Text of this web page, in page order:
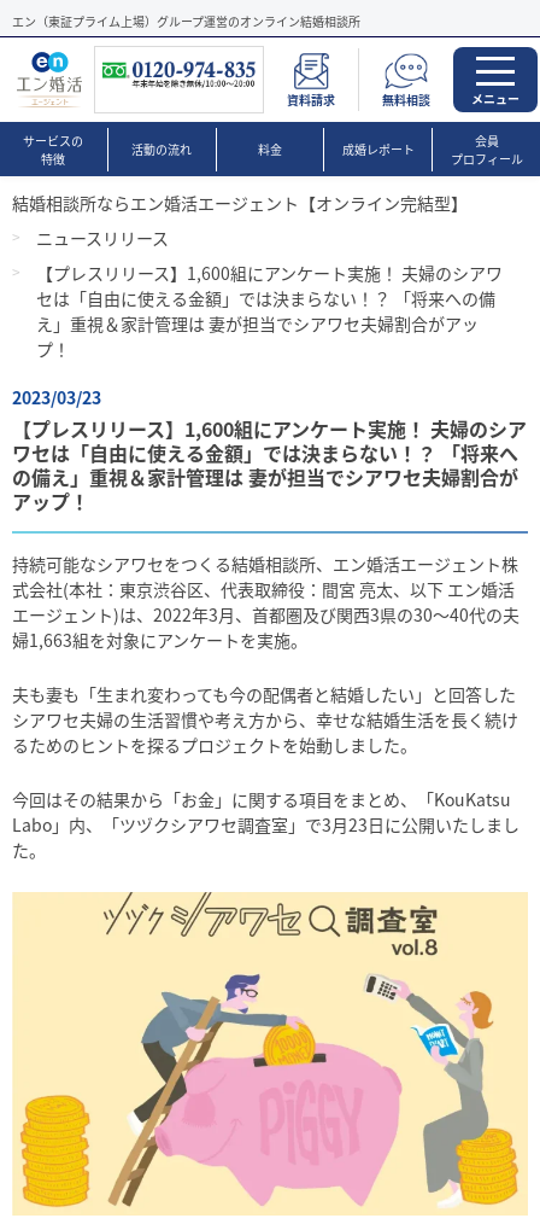
エン（東証プライム上場）グループ運営のオンライン結婚相談所
資料請求 無料相談 メニュー
サービスの
特徴
活動の流れ 料金 成婚レポート
会員
プロフィール
結婚相談所ならエン婚活エージェント【オンライン完結型】
ニュースリリース
【プレスリリース】1,600組にアンケート実施！ 夫婦のシアワ
セは「自由に使える金額」では決まらない！？ 「将来への備
え」重視＆家計管理は 妻が担当でシアワセ夫婦割合がアッ
プ！
2023/03/23
【プレスリリース】1,600組にアンケート実施！ 夫婦のシア
ワセは「自由に使える金額」では決まらない！？ 「将来へ
の備え」重視＆家計管理は 妻が担当でシアワセ夫婦割合が
アップ！
持続可能なシアワセをつくる結婚相談所、エン婚活エージェント株
式会社(本社：東京渋谷区、代表取締役：間宮 亮太、以下 エン婚活
エージェント)は、 2022年3月、首都圏及び関西3県の30～40代の夫
婦1,663組を対象にアンケートを実施。
夫も妻も「生まれ変わっても今の配偶者と結婚したい」と回答した
シアワセ夫婦の生活習慣や考え方から、幸せな結婚生活を長く続け
るためのヒントを探るプロジェクトを始動しました。
今回はその結果から「お金」に関する項目をまとめ、「KouKatsu
Labo」内、「ツヅクシアワセ調査室」で3月23日に公開いたしまし
た。